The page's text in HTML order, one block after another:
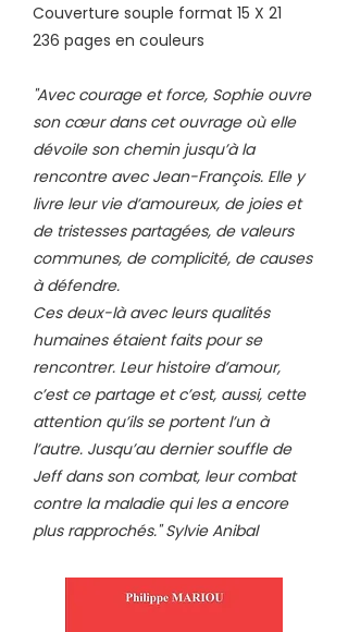
Couverture souple format 15 X 21
236 pages en couleurs
"Avec courage et force, Sophie ouvre
son cœur dans cet ouvrage où elle
dévoile son chemin jusqu’à la
rencontre avec Jean-François. Elle y
livre leur vie d’amoureux, de joies et
de tristesses partagées, de valeurs
communes, de complicité, de causes
à défendre.
Ces deux-là avec leurs qualités
humaines étaient faits pour se
rencontrer. Leur histoire d’amour,
c’est ce partage et c’est, aussi, cette
attention qu’ils se portent l’un à
l’autre. Jusqu’au dernier souffle de
Jeff dans son combat, leur combat
contre la maladie qui les a encore
plus rapprochés." Sylvie Anibal